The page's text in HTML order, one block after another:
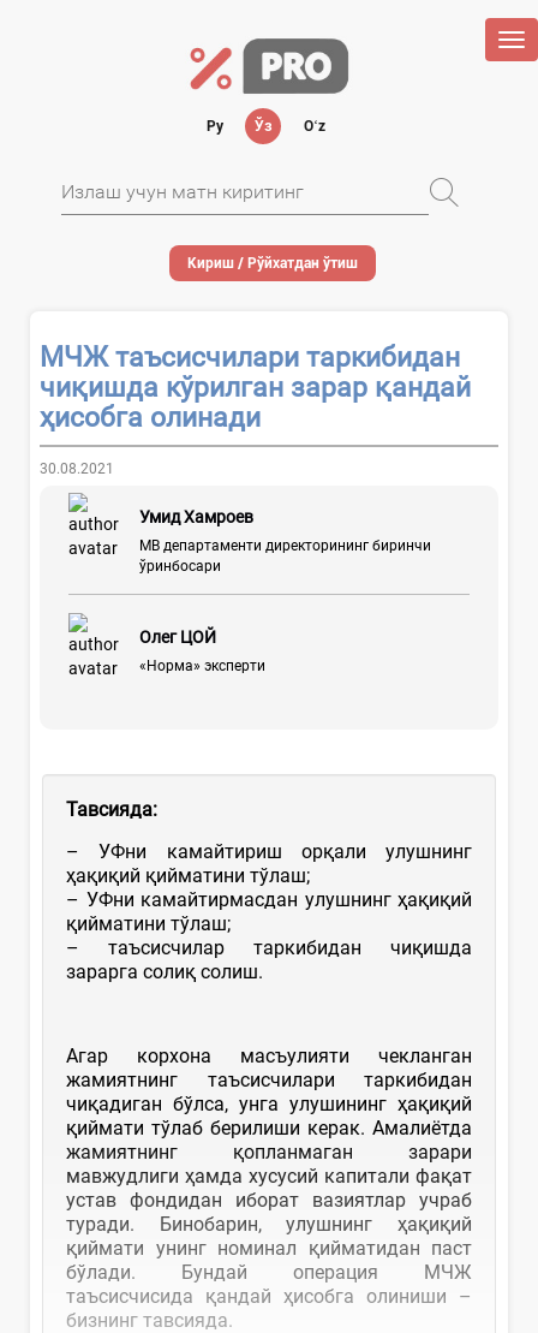
Ру Ўз Oʻz
Кириш / Рўйхатдан ўтиш
МЧЖ таъсисчилари таркибидан
чиқишда кўрилган зарар қандай
ҳисобга олинади
30.08.2021
Умид Хамроев
МВ департаменти директорининг биринчи
ўринбосари
Олег ЦОЙ
«Норма» эксперти
Тавсияда:
– УФни камайтириш орқали улушнинг
ҳақиқий қийматини тўлаш;
– УФни камайтирмасдан улушнинг ҳақиқий
қийматини тўлаш;
– таъсисчилар таркибидан чиқишда
зарарга солиқ солиш.
Агар корхона масъулияти чекланган
жамиятнинг таъсисчилари таркибидан
чиқадиган бўлса, унга улушининг ҳақиқий
қиймати тўлаб берилиши керак. Амалиётда
жамиятнинг қопланмаган зарари
мавжудлиги ҳамда хусусий капитали фақат
устав фондидан иборат вазиятлар учраб
туради. Бинобарин, улушнинг ҳақиқий
қиймати унинг номинал қийматидан паст
бўлади. Бундай операция МЧЖ
таъсисчисида қандай ҳисобга олиниши –
бизнинг тавсияда.